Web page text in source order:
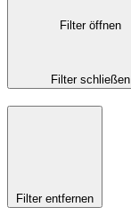
Filter öffnen
Filter schließen
Filter entfernen